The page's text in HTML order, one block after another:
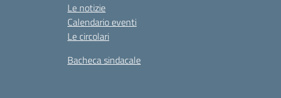
Le notizie
Calendario eventi
Le circolari
Bacheca sindacale